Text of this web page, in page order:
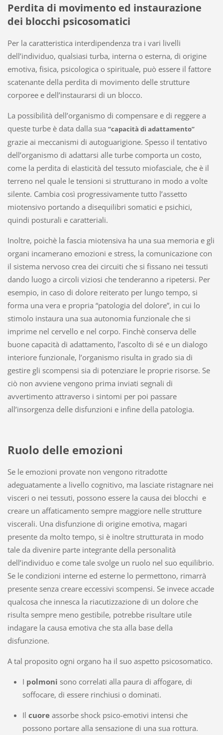
Perdita di movimento ed instaurazione
dei blocchi psicosomatici
Per la caratteristica interdipendenza tra i vari livelli
dell’individuo, qualsiasi turba, interna o esterna, di origine
emotiva, fisica, psicologica o spirituale, può essere il fattore
scatenante della perdita di movimento delle strutture
corporee e dell’instaurarsi di un blocco.
La possibilità dell’organismo di compensare e di reggere a
queste turbe è data dalla sua “capacità di adattamento”
grazie ai meccanismi di autoguarigione. Spesso il tentativo
dell’organismo di adattarsi alle turbe comporta un costo,
come la perdita di elasticità del tessuto miofasciale, che è il
terreno nel quale le tensioni si strutturano in modo a volte
silente. Cambia così progressivamente tutto l’assetto
miotensivo portando a disequilibri somatici e psichici,
quindi posturali e caratteriali.
Inoltre, poichè la fascia miotensiva ha una sua memoria e gli
organi incamerano emozioni e stress, la comunicazione con
il sistema nervoso crea dei circuiti che si fissano nei tessuti
dando luogo a circoli viziosi che tenderanno a ripetersi. Per
esempio, in caso di dolore reiterato per lungo tempo, si
forma una vera e propria “patologia del dolore”, in cui lo
stimolo instaura una sua autonomia funzionale che si
imprime nel cervello e nel corpo. Finchè conserva delle
buone capacità di adattamento, l’ascolto di sé e un dialogo
interiore funzionale, l’organismo risulta in grado sia di
gestire gli scompensi sia di potenziare le proprie risorse. Se
ciò non avviene vengono prima inviati segnali di
avvertimento attraverso i sintomi per poi passare
all’insorgenza delle disfunzioni e infine della patologia.
Ruolo delle emozioni
Se le emozioni provate non vengono ritradotte
adeguatamente a livello cognitivo, ma lasciate ristagnare nei
visceri o nei tessuti, possono essere la causa dei blocchi e
creare un affaticamento sempre maggiore nelle strutture
viscerali. Una disfunzione di origine emotiva, magari
presente da molto tempo, si è inoltre strutturata in modo
tale da divenire parte integrante della personalità
dell’individuo e come tale svolge un ruolo nel suo equilibrio.
Se le condizioni interne ed esterne lo permettono, rimarrà
presente senza creare eccessivi scompensi. Se invece accade
qualcosa che innesca la riacutizzazione di un dolore che
risulta sempre meno gestibile, potrebbe risultare utile
indagare la causa emotiva che sta alla base della
disfunzione.
A tal proposito ogni organo ha il suo aspetto psicosomatico.
I polmoni sono correlati alla paura di affogare, di
soffocare, di essere rinchiusi o dominati.
Il cuoreassorbe shock psico-emotivi intensi che
possono portare alla sensazione di una sua rottura.